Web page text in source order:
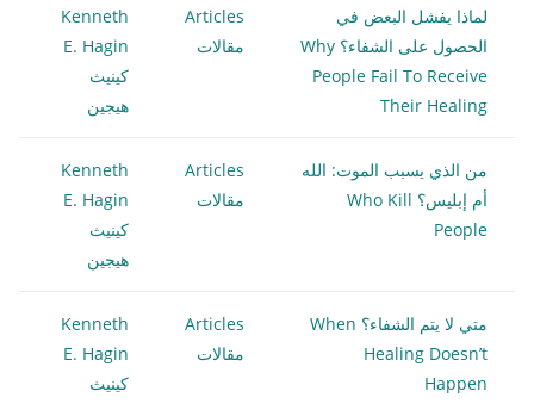
لماذا يفشل البعض في
الحصول على الشفاء؟ Why
People Fail To Receive
Their Healing
Articles
مقالات
Kenneth
E. Hagin
كينيث
هيجين
من الذي يسبب الموت: الله
أم إبليس؟ Who Kill
People
Articles
مقالات
Kenneth
E. Hagin
كينيث
هيجين
متي لا يتم الشفاء؟ When
Healing Doesn’t
Happen
Articles
مقالات
Kenneth
E. Hagin
كينيث